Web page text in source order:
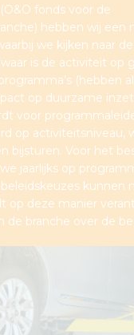
fonds voor de
hebben wij een
we kijken naar
is de activiteit op
(hebben
op duurzame
voor
op activiteitsniveau,
bijsturen. Voor het
jaarlijks op
kunnen
op deze manier
de branche over de